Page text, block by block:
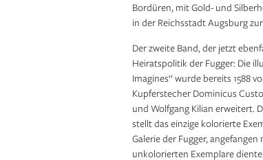
Bordüren, mit Gold- und
in der Reichsstadt Augsburg
Der zweite Band, der jetzt
Heiratspolitik der Fugger: Die
Imagines“ wurde bereits 1588
Kupferstecher Dominicus
und Wolfgang Kilian erweitert.
stellt das einzige kolorierte
Galerie der Fugger,
unkolorierten Exemplare